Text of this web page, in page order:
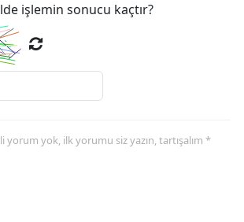
işlemin sonucu kaçtır?
yorum yok, ilk yorumu siz yazın, tartışalım *